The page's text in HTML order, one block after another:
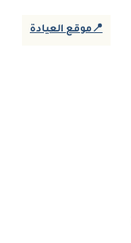
📍موقع العيادة